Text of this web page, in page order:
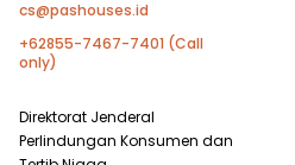
cs@pashouses.id
+62855-7467-7401 (Call
only)
Direktorat Jenderal
Perlindungan Konsumen dan